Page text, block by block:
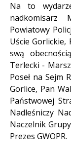
Na to
nadkomisarz
Powiatowy
Uście
swą
Terlecki -
Poseł na Sejm
Gorlice, Pan
Państwowej
Nadleśniczy
Naczelnik
Prezes GWOPR.